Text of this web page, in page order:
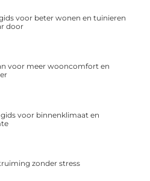
voor beter wonen en tuinieren
door
voor meer wooncomfort en
voor binnenklimaat en
zonder stress